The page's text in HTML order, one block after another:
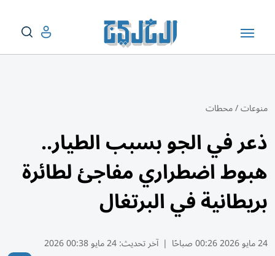
منوعات/محطات
ذعر في الجو بسبب الطيار..
هبوط اضطراري مفاجئ لطائرة
بريطانية في البرتغال
24 مايو 2026 00:26 صباحًا | آخر تحديث:24 مايو 00:38 2026